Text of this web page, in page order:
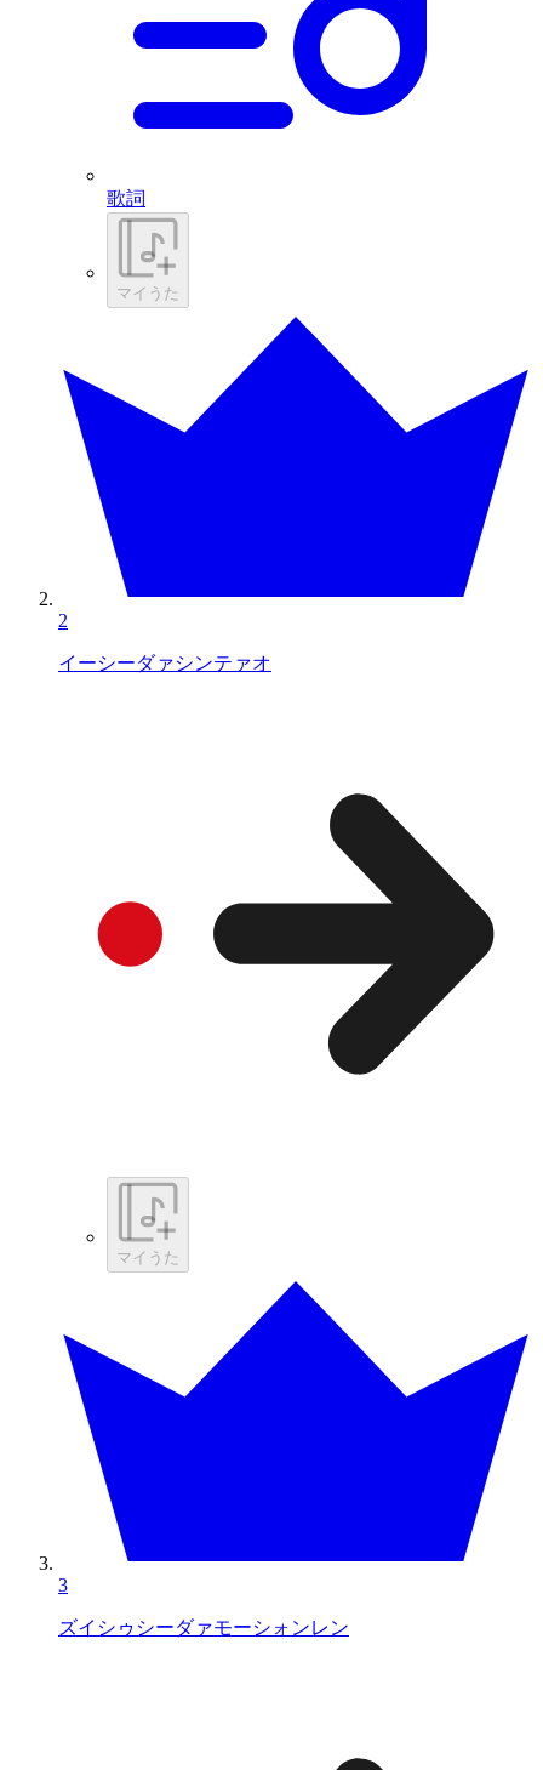
歌詞
マイうた
2
イーシーダァシンテァオ
マイうた
3
ズイシゥシーダァモーシォンレン